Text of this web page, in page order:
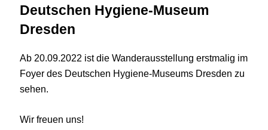
Deutschen Hygiene-Museum
Dresden
Ab 20.09.2022 ist die Wanderausstellung erstmalig im
Foyer des Deutschen Hygiene-Museums Dresden zu
sehen.
Wir freuen uns!